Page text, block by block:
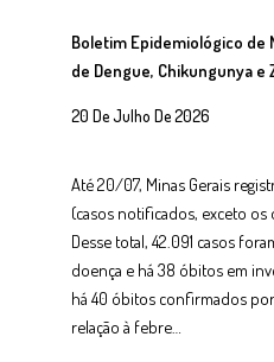
Boletim Epidemiológico de
de Dengue, Chikungunya e
20 De Julho De 2026
Até 20/07, Minas Gerais
(casos notificados, exceto os
Desse total, 42.091 casos
doença e há 38 óbitos em
há 40 óbitos confirmados
relação à febre…